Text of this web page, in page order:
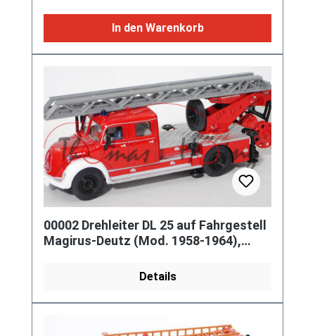
In den Warenkorb
00002 Drehleiter DL 25 auf Fahrgestell
Magirus-Deutz (Mod. 1958-1964),
Details